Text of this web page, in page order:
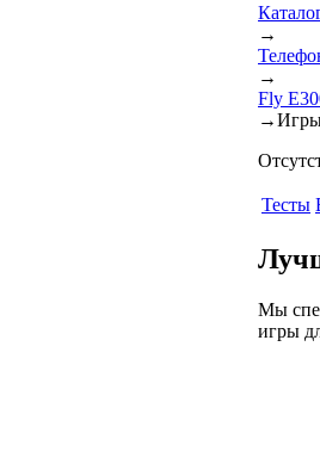
→
→
Fly
→
Тесты
Мы
игры